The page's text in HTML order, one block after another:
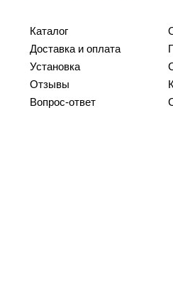
Каталог
Доставка и оплата
Установка
Отзывы
Вопрос-ответ